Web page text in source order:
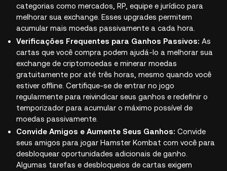
categorias como mercados, RP, equipe e jurídico para
melhorar sua exchange. Esses upgrades permitem
acumular mais moedas passivamente a cada hora.
Verificações Frequentes para Ganhos Passivos: As
cartas que você compra podem ajudá-lo a melhorar sua
exchange de criptomoedas e minerar moedas
gratuitamente por até três horas, mesmo quando você
estiver offline. Certifique-se de entrar no jogo
regularmente para reivindicar seus ganhos e redefinir o
temporizador para acumular o máximo possível de
moedas passivamente.
Convide Amigos e Aumente Seus Ganhos: Convide
seus amigos para jogar Hamster Kombat com você para
desbloquear oportunidades adicionais de ganho.
Algumas tarefas e desbloqueios de cartas exigem